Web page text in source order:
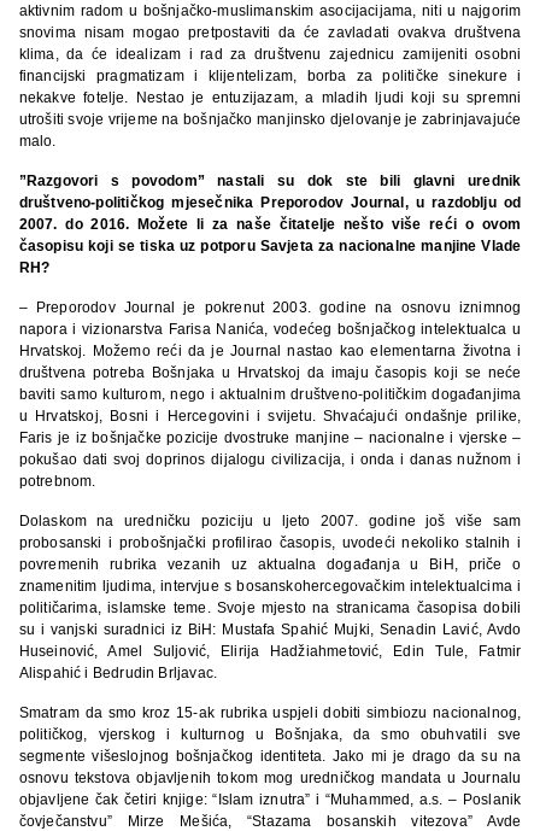
aktivnim radom u bošnjačko-muslimanskim asocijacijama, niti u najgorim
snovima nisam mogao pretpostaviti da će zavladati ovakva društvena
klima, da će idealizam i rad za društvenu zajednicu zamijeniti osobni
financijski pragmatizam i klijentelizam, borba za političke sinekure i
nekakve fotelje. Nestao je entuzijazam, a mladih ljudi koji su spremni
utrošiti svoje vrijeme na bošnjačko manjinsko djelovanje je zabrinjavajuće
malo.
”Razgovori s povodom” nastali su dok ste bili glavni urednik
društveno-političkog mjesečnika Preporodov Journal, u razdoblju od
2007. do 2016. Možete li za naše čitatelje nešto više reći o ovom
časopisu koji se tiska uz potporu Savjeta za nacionalne manjine Vlade
RH?
– Preporodov Journal je pokrenut 2003. godine na osnovu iznimnog
napora i vizionarstva Farisa Nanića, vodećeg bošnjačkog intelektualca u
Hrvatskoj. Možemo reći da je Journal nastao kao elementarna životna i
društvena potreba Bošnjaka u Hrvatskoj da imaju časopis koji se neće
baviti samo kulturom, nego i aktualnim društveno-političkim događanjima
u Hrvatskoj, Bosni i Hercegovini i svijetu. Shvaćajući ondašnje prilike,
Faris je iz bošnjačke pozicije dvostruke manjine – nacionalne i vjerske –
pokušao dati svoj doprinos dijalogu civilizacija, i onda i danas nužnom i
potrebnom.
Dolaskom na uredničku poziciju u ljeto 2007. godine još više sam
probosanski i probošnjački profilirao časopis, uvodeći nekoliko stalnih i
povremenih rubrika vezanih uz aktualna događanja u BiH, priče o
znamenitim ljudima, intervjue s bosanskohercegovačkim intelektualcima i
političarima, islamske teme. Svoje mjesto na stranicama časopisa dobili
su i vanjski suradnici iz BiH: Mustafa Spahić Mujki, Senadin Lavić, Avdo
Huseinović, Amel Suljović, Elirija Hadžiahmetović, Edin Tule, Fatmir
Alispahić i Bedrudin Brljavac.
Smatram da smo kroz 15-ak rubrika uspjeli dobiti simbiozu nacionalnog,
političkog, vjerskog i kulturnog u Bošnjaka, da smo obuhvatili sve
segmente višeslojnog bošnjačkog identiteta. Jako mi je drago da su na
osnovu tekstova objavljenih tokom mog uredničkog mandata u Journalu
objavljene čak četiri knjige: “Islam iznutra” i “Muhammed, a.s. – Poslanik
čovječanstvu” Mirze Mešića, “Stazama bosanskih vitezova” Avde